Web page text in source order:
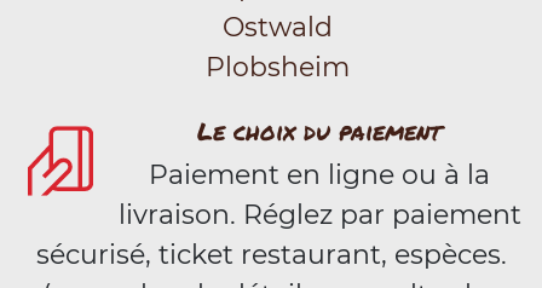
Ostwald
Plobsheim
Le choix du paiement
Paiement en ligne ou à la
livraison. Réglez par paiement
sécurisé, ticket restaurant, espèces.